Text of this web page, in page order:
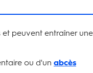
peuvent entraîner
ou d'un abcès